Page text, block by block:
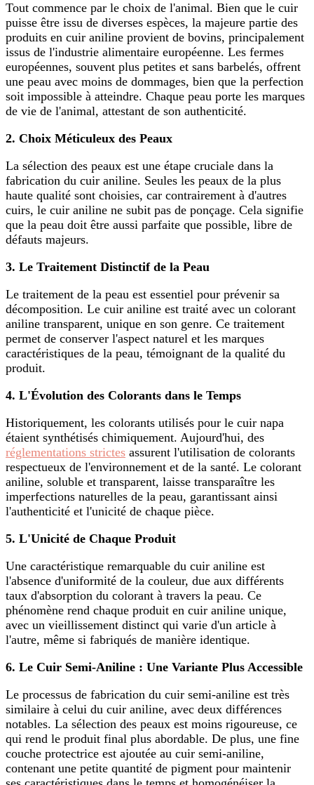
Tout commence par le choix de l'animal. Bien que le cuir
puisse être issu de diverses espèces, la majeure partie des
produits en cuir aniline provient de bovins, principalement
issus de l'industrie alimentaire européenne. Les fermes
européennes, souvent plus petites et sans barbelés, offrent
une peau avec moins de dommages, bien que la perfection
soit impossible à atteindre. Chaque peau porte les marques
de vie de l'animal, attestant de son authenticité.
2. Choix Méticuleux des Peaux
La sélection des peaux est une étape cruciale dans la
fabrication du cuir aniline. Seules les peaux de la plus
haute qualité sont choisies, car contrairement à d'autres
cuirs, le cuir aniline ne subit pas de ponçage. Cela signifie
que la peau doit être aussi parfaite que possible, libre de
défauts majeurs.
3. Le Traitement Distinctif de la Peau
Le traitement de la peau est essentiel pour prévenir sa
décomposition. Le cuir aniline est traité avec un colorant
aniline transparent, unique en son genre. Ce traitement
permet de conserver l'aspect naturel et les marques
caractéristiques de la peau, témoignant de la qualité du
produit.
4. L'Évolution des Colorants dans le Temps
Historiquement, les colorants utilisés pour le cuir napa
étaient synthétisés chimiquement. Aujourd'hui, des
réglementations strictes assurent l'utilisation de colorants
respectueux de l'environnement et de la santé. Le colorant
aniline, soluble et transparent, laisse transparaître les
imperfections naturelles de la peau, garantissant ainsi
l'authenticité et l'unicité de chaque pièce.
5. L'Unicité de Chaque Produit
Une caractéristique remarquable du cuir aniline est
l'absence d'uniformité de la couleur, due aux différents
taux d'absorption du colorant à travers la peau. Ce
phénomène rend chaque produit en cuir aniline unique,
avec un vieillissement distinct qui varie d'un article à
l'autre, même si fabriqués de manière identique.
6. Le Cuir Semi-Aniline : Une Variante Plus Accessible
Le processus de fabrication du cuir semi-aniline est très
similaire à celui du cuir aniline, avec deux différences
notables. La sélection des peaux est moins rigoureuse, ce
qui rend le produit final plus abordable. De plus, une fine
couche protectrice est ajoutée au cuir semi-aniline,
contenant une petite quantité de pigment pour maintenir